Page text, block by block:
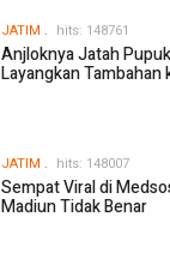
JATIM hits: 148761
Anjloknya Jatah
Layangkan Tambahan
JATIM hits: 148007
Sempat Viral di
Madiun Tidak Benar